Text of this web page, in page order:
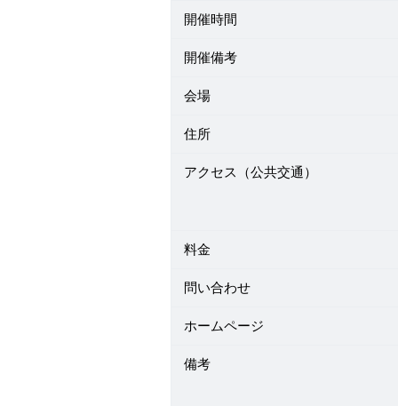
開催時間
開催備考
会場
住所
アクセス（公共交通）
料金
問い合わせ
ホームページ
備考